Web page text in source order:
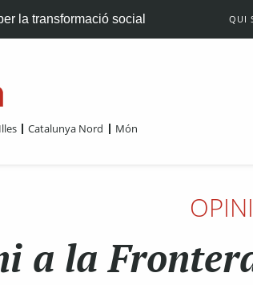
la transformació social QUI
Illes Catalunya Nord Món
a la